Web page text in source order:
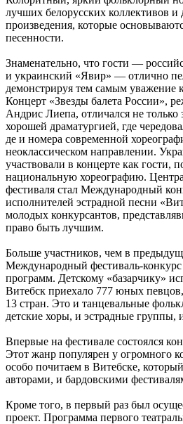
лучших белорусских коллективов
произведения, которые
песенности.
Знаменательно, что гости —
и украинский «Явир» — отлично
демонстрируя тем самым уважение
Концерт «Звезды балета России»,
Андрис Лиепа, отличался не только
хорошей драматургией, где
де и номера современной
неоклассическом направлении.
участвовали в концерте как гости,
национальную хореографию.
фестиваля стал Международный
исполнителей эстрадной песни
молодых конкурсантов,
право быть лучшим.
Больше участников, чем в
Международный фестиваль-
программ. Детскому «базарчику»
Витебск приехало 777 юных
13 стран. Это и танцевальные
детские хоры, и эстрадные группы,
Впервые на фестивале состоялся
Этот жанр популярен у огромного
особо почитаем в Витебске,
авторами, и бардовскими
Кроме того, в первый раз был
проект. Программа первого